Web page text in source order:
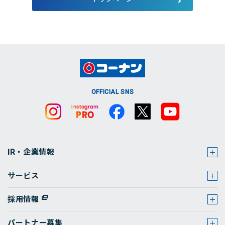
OFFICIAL SNS
IR・企業情報
サービス
採用情報
パートナー募集